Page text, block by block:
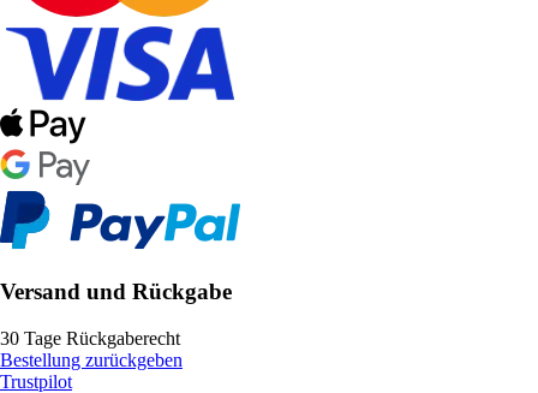
Versand und Rückgabe
30 Tage Rückgaberecht
Bestellung zurückgeben
Trustpilot